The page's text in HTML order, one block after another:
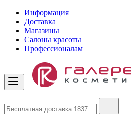
Информация
Доставка
Магазины
Салоны красоты
Профессионалам